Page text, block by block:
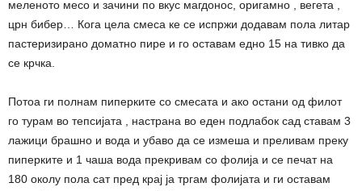
меленото месо и зачини по вкус магдонос, оригамно , вегета ,
црн бибер… Кога цела смеса ке се испржи додавам пола литар
пастеризирано доматно пире и го оставам едно 15 на тивко да
се крчка.
Потоа ги полнам пиперките со смесата и ако остани од филот
го турам во тепсијата , настрана во еден подлабок сад ставам 3
лажици брашно и вода и убаво да се измеша и преливам преку
пиперките и 1 чаша вода прекривам со фолија и се печат на
180 околу пола сат пред крај ја тргам фолијата и ги оставам